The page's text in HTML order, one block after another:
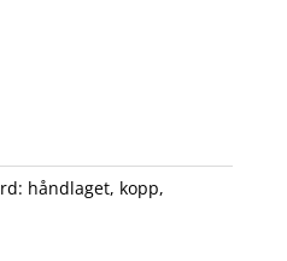
håndlaget, kopp,